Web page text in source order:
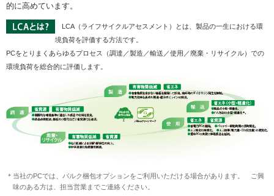
的に高めています。
LCA（ライフサイクルアセスメント）とは、製品の一生における環
境負荷を評価する方法です。
PCをとりまくあらゆるプロセス（調達／製造／輸送／使用／廃棄・リサイクル）での
環境負荷を総合的に評価します。
＊当社のPCでは、バルク梱包オプションをご利用いただける場合があります。 ご興
味のある方は、担当営業までご連絡ください。